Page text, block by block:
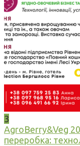
3
AgroBerry&Veg
переробка: